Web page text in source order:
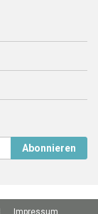
Abonnieren
Impressum